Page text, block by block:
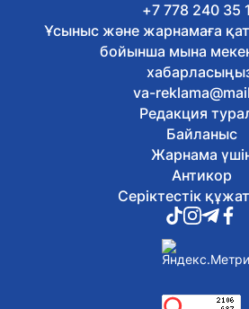
+7 778 240 35
Ұсыныс және жарнамаға
бойынша мына
va-
Редакция
Байланыс
Жарнама
Антикор
Серіктестік